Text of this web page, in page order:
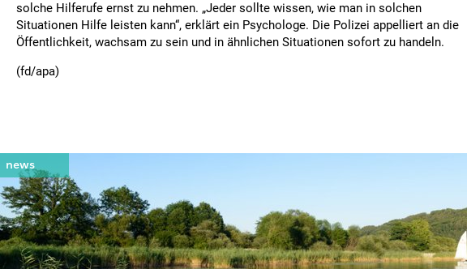
solche Hilferufe ernst zu nehmen. „Jeder sollte wissen, wie man in solchen
Situationen Hilfe leisten kann“, erklärt ein Psychologe. Die Polizei appelliert an die
Öffentlichkeit, wachsam zu sein und in ähnlichen Situationen sofort zu handeln.
(fd/apa)